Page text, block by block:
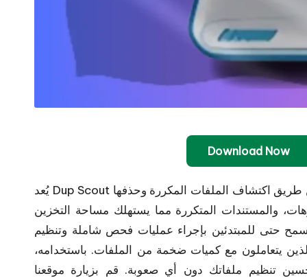
Download Now
يُعد Dup Scout أداة متطورة وفعّالة تساعد المستخدمين في إدارة ملفاتهم عن طريق اكتشاف الملفات المكررة وحذفها
والمستندات المتكررة مما يستهلك مساحة التخزين
حتى للمبتدئين بإجراء عمليات فحص شاملة وتنظيم
يتعاملون مع كميات ضخمة من الملفات. باستخدامه،
تنظيم ملفاتك دون أي صعوبة.